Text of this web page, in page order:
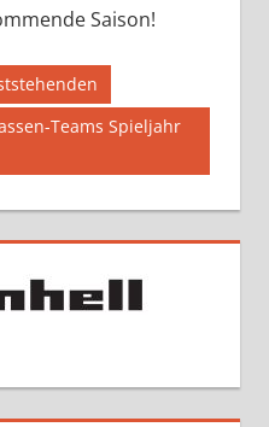
Saison!
Teams Spieljahr